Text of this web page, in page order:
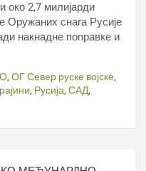
око 2,7 милијарди
снага Русије
накнадне поправке и
, ОГ Север руске војске,
, Русија, САД,